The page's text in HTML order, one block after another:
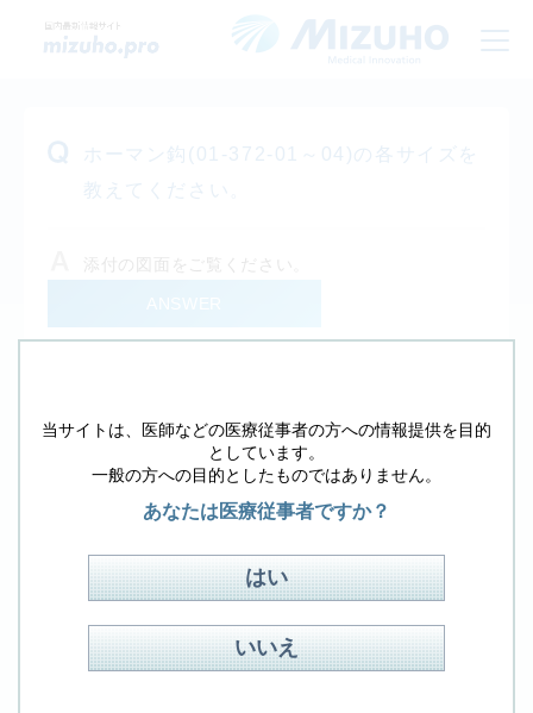
ホーマン鈎(01-372-01～04)の各サイズを
教えてください。
添付の図面をご覧ください。
その他の質問は、下のフォームから検索して下さ
い。
検索方式： OR AND
見つからない場合、フォームよりお問合せください
お問合せ
当サイトは、医師などの医療従事者の方への情報提供を目的
としています。
一般の方への目的としたものではありません。
あなたは医療従事者ですか？
はい
いいえ